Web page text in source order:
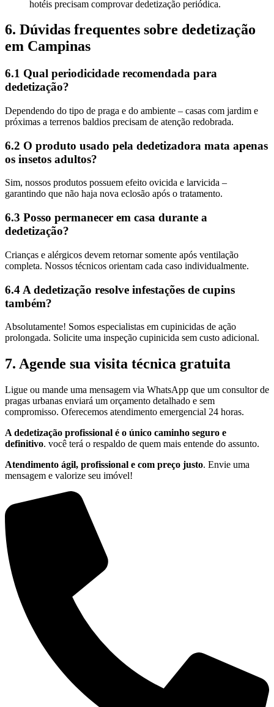
hotéis precisam comprovar dedetização periódica.
6. Dúvidas frequentes sobre dedetização
em Campinas
6.1 Qual periodicidade recomendada para
dedetização?
Dependendo do tipo de praga e do ambiente – casas com jardim e
próximas a terrenos baldios precisam de atenção redobrada.
6.2 O produto usado pela dedetizadora mata apenas
os insetos adultos?
Sim, nossos produtos possuem efeito ovicida e larvicida –
garantindo que não haja nova eclosão após o tratamento.
6.3 Posso permanecer em casa durante a
dedetização?
Crianças e alérgicos devem retornar somente após ventilação
completa. Nossos técnicos orientam cada caso individualmente.
6.4 A dedetização resolve infestações de cupins
também?
Absolutamente! Somos especialistas em cupinicidas de ação
prolongada. Solicite uma inspeção cupinicida sem custo adicional.
7. Agende sua visita técnica gratuita
Ligue ou mande uma mensagem via WhatsApp que um consultor de
pragas urbanas enviará um orçamento detalhado e sem
compromisso. Oferecemos atendimento emergencial 24 horas.
A dedetização profissional é o único caminho seguro e
definitivo. você terá o respaldo de quem mais entende do assunto.
Atendimento ágil, profissional e com preço justo. Envie uma
mensagem e valorize seu imóvel!